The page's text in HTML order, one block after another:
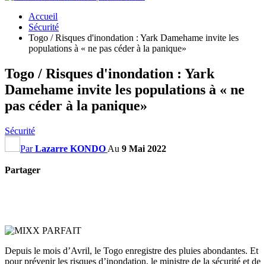
Accueil
Sécurité
Togo / Risques d'inondation : Yark Damehame invite les
populations à « ne pas céder à la panique»
Togo / Risques d'inondation : Yark
Damehame invite les populations à « ne
pas céder à la panique»
Sécurité
ParLazarre KONDO Au 9 Mai 2022
Partager
Depuis le mois d’Avril, le Togo enregistre des pluies abondantes. Et
pour prévenir les risques d’inondation, le ministre de la sécurité et de